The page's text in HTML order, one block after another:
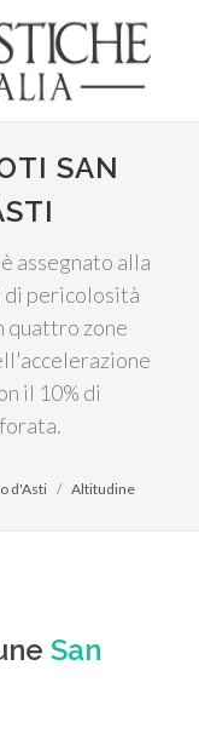
SAN
assegnato alla
di pericolosità
quattro zone
il 10% di
d'Asti Altitudine
San